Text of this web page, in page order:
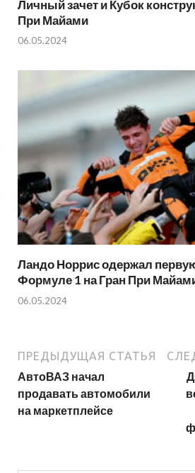
Личный зачет и Кубок
При Майами
06.05.2024
Ландо Норрис одержал
Формуле 1 на Гран При
06.05.2024
ПРЕДЫДУЩАЯ СТАТЬЯ
АвтоВАЗ начал
продавать автомобили
на маркетплейсе